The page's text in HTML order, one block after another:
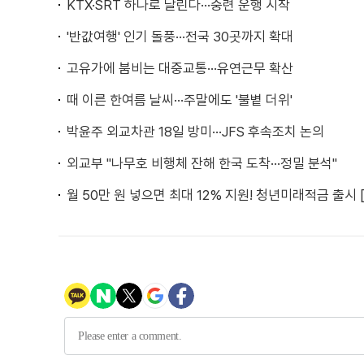
KTX·SRT 하나로 달린다···중련 운행 시작
'반값여행' 인기 돌풍···전국 30곳까지 확대
고유가에 붐비는 대중교통···유연근무 확산
때 이른 한여름 날씨···주말에도 '불볕 더위'
박윤주 외교차관 18일 방미···JFS 후속조치 논의
외교부 "나무호 비행체 잔해 한국 도착···정밀 분석"
월 50만 원 넣으면 최대 12% 지원! 청년미래적금 출시